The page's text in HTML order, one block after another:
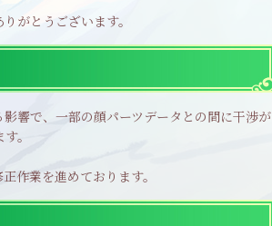
がとうございます。
響で、一部の顔パーツデータとの間に干渉が
。
作業を進めております。